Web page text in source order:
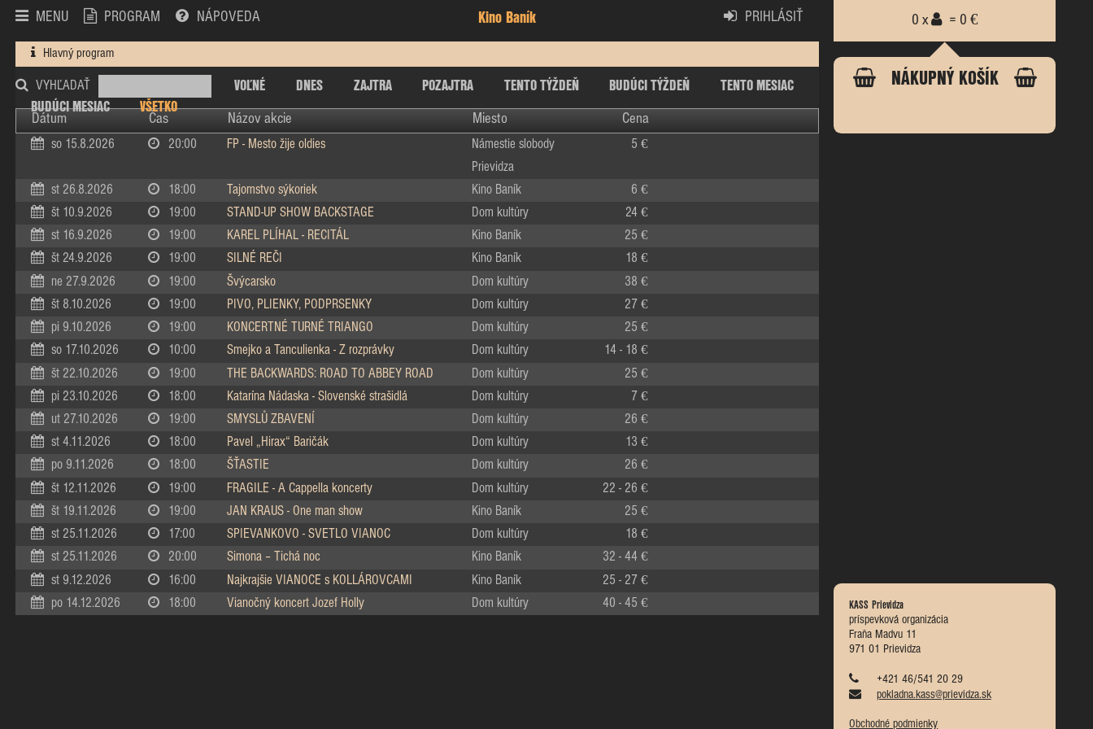
MENU PROGRAM NÁPOVEDA Kino Baník PRIHLÁSIŤ
Hlavný program
VYHĽADAŤ VOĽNÉ DNES ZAJTRA POZAJTRA TENTO TÝŽDEŇ BUDÚCI TÝŽDEŇ
TENTO MESIAC
BUDÚCI MESIAC
VŠETKO
Dátum Čas Názov akcie Miesto Cena
0 x = 0 €
NÁKUPNÝ KOŠÍK
KASS Prievidza
príspevková organizácia
Fraňa Madvu 11
971 01 Prievidza
+421 46/541 20 29
pokladna.kass@prievidza.sk
Obchodné podmienky
so 15.8.2026 20:00 FP - Mesto žije oldies
Námestie slobody
Prievidza
5 €
st 26.8.2026 18:00 Tajomstvo sýkoriek Kino Baník 6 €
št 10.9.2026 19:00 STAND-UP SHOW BACKSTAGE Dom kultúry 24 €
st 16.9.2026 19:00 KAREL PLÍHAL - RECITÁL Kino Baník 25 €
št 24.9.2026 19:00 SILNÉ REČI Kino Baník 18 €
ne 27.9.2026 19:00 Švýcarsko Dom kultúry 38 €
št 8.10.2026 19:00 PIVO, PLIENKY, PODPRSENKY Dom kultúry 27 €
pi 9.10.2026 19:00 KONCERTNÉ TURNÉ TRIANGO Dom kultúry 25 €
so 17.10.2026 10:00 Smejko a Tanculienka - Z rozprávky Dom kultúry 14 - 18 €
št 22.10.2026 19:00 THE BACKWARDS: ROAD TO ABBEY ROAD Dom kultúry 25 €
pi 23.10.2026 18:00 Katarína Nádaska - Slovenské strašidlá Dom kultúry 7 €
ut 27.10.2026 19:00 SMYSLŮ ZBAVENÍ Dom kultúry 26 €
st 4.11.2026 18:00 Pavel „Hirax“ Baričák Dom kultúry 13 €
po 9.11.2026 18:00 ŠŤASTIE Dom kultúry 26 €
št 12.11.2026 19:00 FRAGILE - A Cappella koncerty Dom kultúry 22 - 26 €
št 19.11.2026 19:00 JAN KRAUS - One man show Kino Baník 25 €
st 25.11.2026 17:00 SPIEVANKOVO - SVETLO VIANOC Dom kultúry 18 €
st 25.11.2026 20:00 Simona – Tichá noc Kino Baník 32 - 44 €
st 9.12.2026 16:00 Najkrajšie VIANOCE s KOLLÁROVCAMI Kino Baník 25 - 27 €
po 14.12.2026 18:00 Vianočný koncert Jozef Holly Dom kultúry 40 - 45 €